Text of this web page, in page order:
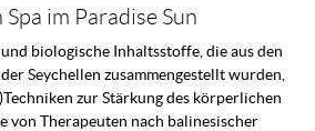
Spa im Paradise Sun
biologische Inhaltsstoffe, die aus den
Seychellen zusammengestellt wurden,
zur Stärkung des körperlichen
von Therapeuten nach balinesischer